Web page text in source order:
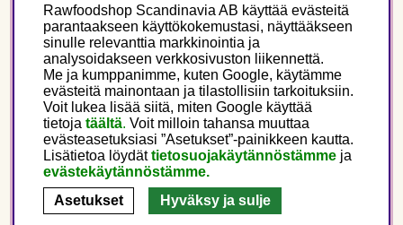
Seuraa meitä
Tämä on Rawfoodshop
Finland
Rawfoodshop Scandinavia AB käyttää evästeitä
parantaakseen käyttökokemustasi, näyttääkseen
sinulle relevanttia markkinointia ja
analysoidakseen verkkosivuston liikennettä.
Me ja kumppanimme, kuten Google, käytämme
evästeitä mainontaan ja tilastollisiin tarkoituksiin.
Voit lukea lisää siitä, miten Google käyttää
tietoja täältä. Voit milloin tahansa muuttaa
evästeasetuksiasi ”Asetukset”-painikkeen kautta.
Lisätietoa löydättietosuojakäytännöstämme ja
evästekäytännöstämme.
Asetukset
Hyväksy ja sulje